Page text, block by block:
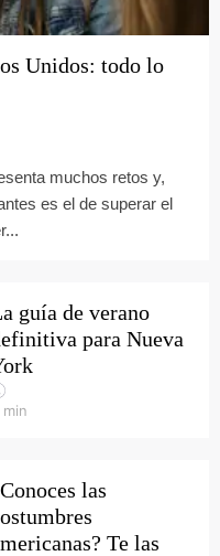
Unidos: todo lo
muchos retos y,
es el de superar el
guía de verano
para Nueva
min
las
Te las